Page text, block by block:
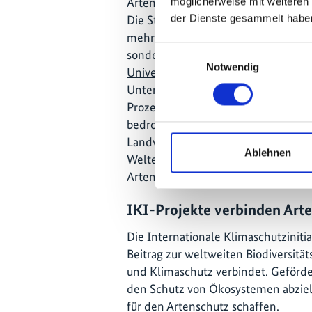
der Dienste gesammelt
Einwilligungsauswahl
Notwendig
Ablehnen
Die Studie hat für manche Gebiete
mehr als 75 Prozent belegt. Dass
sondern ein globales Problem ist,
Universität Sydneyaus dem Jahr
Untersuchungen zusammenfasst.
Prozent der Insektenarten nehmen
bedroht. Betroffen sind auch viele
Landwirtschaft wichtig sind und
Welternährung. So wird deutlich,
Arten braucht.
IKI-Projekte verbinden
Die Internationale
Beitrag zur weltweiten
und Klimaschutz verbindet.
den Schutz von Ökosystemen
für den Artenschutz schaffen.